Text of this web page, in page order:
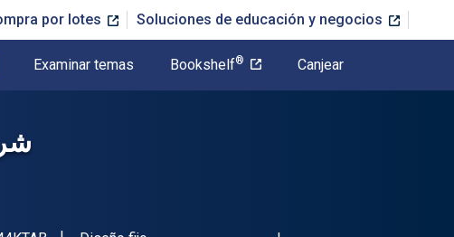
por lotes Soluciones de educación y negocios
Examinar temas Bookshelf® Canjear